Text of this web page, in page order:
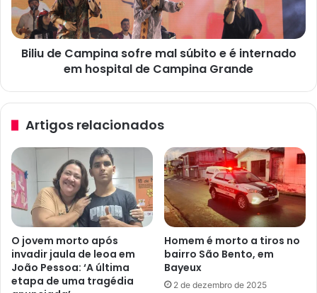
o
a
p
d
a
v
é
s
e
r
a
d
e
e
C
a
f
r
e
m
s
ú
i
Biliu de Campina sofre mal súbito e é internado
em hospital de Campina Grande
Artigos relacionados
O jovem morto após
invadir jaula de leoa em
João Pessoa: ‘A última
etapa de uma tragédia
Homem é morto a tiros no
bairro São Bento, em
Bayeux
2 de dezembro de 2025